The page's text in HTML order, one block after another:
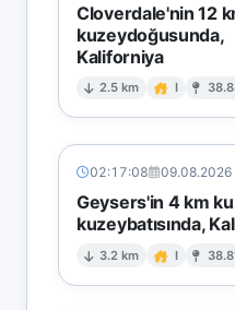
Cloverdale'nin 12
kuzeydoğusunda,
Kaliforniya
2.5 km I
02:17:08 09.08.2026
Geysers'in 4 km
kuzeybatısında,
3.2 km I